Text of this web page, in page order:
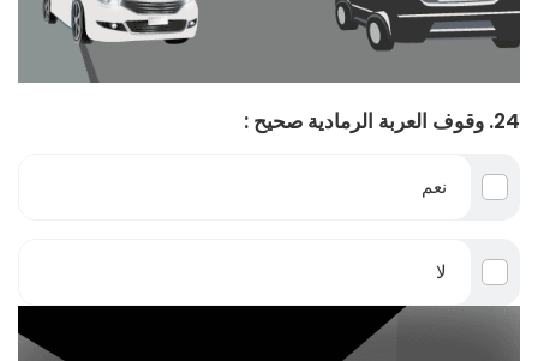
24. وقوف العربة الرمادية صحيح :
نعم
لا